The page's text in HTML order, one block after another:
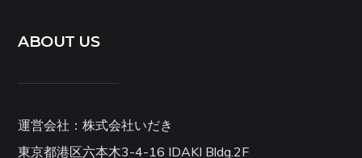
ABOUT US
運営会社：株式会社いだき
東京都港区六本木3-4-16 IDAKI Bldg.2F